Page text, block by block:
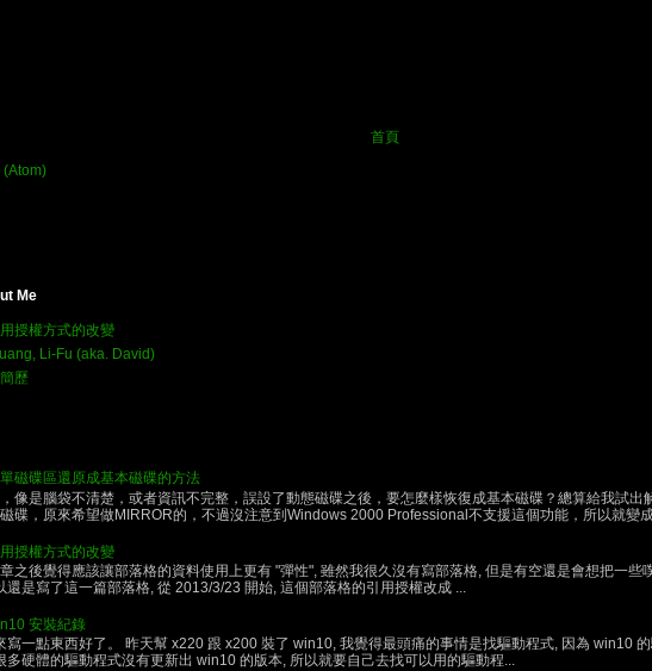
首頁
(Atom)
Me
授權方式的改變
Li-Fu (aka. David)
歷
磁碟區還原成基本磁碟的方法
像是腦袋不清楚，或者資訊不完整，誤設了動態磁碟之後，要怎麼樣恢復成基本磁碟？總算給我試出
碟，原來希望做MIRROR的，不過沒注意到Windows 2000 Professional不支援這個功能，所以就變
授權方式的改變
之後覺得應該讓部落格的資料使用上更有 "彈性", 雖然我很久沒有寫部落格, 但是有空還是會想把一些
還是寫了這一篇部落格, 從 2013/3/23 開始, 這個部落格的引用授權改成 ...
安裝紀錄
寫一點東西好了。 昨天幫 x220 跟 x200 裝了 win10, 我覺得最頭痛的事情是找驅動程式, 因為 win10
多硬體的驅動程式沒有更新出 win10 的版本, 所以就要自己去找可以用的驅動程...